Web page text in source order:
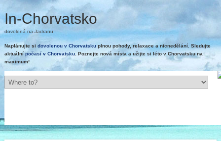
In-Chorvatsko
dovolená na Jadranu
Naplánujte si dovolenou v Chorvatskuplnou pohody, relaxace a nicnedělání. Sledujte
aktuálnípočasí v Chorvatsku. Poznejte nová místa a užijte si léto v Chorvatsku na
maximum!